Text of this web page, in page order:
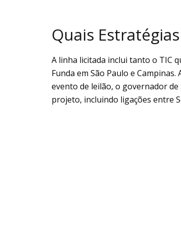
Quais
A linha licitada inclui tanto o TIC
Funda em São Paulo e
evento de leilão, o governador
projeto, incluindo ligações entre